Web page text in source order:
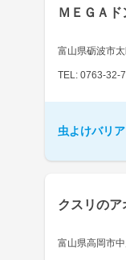
ＭＥＧＡ
富山県砺波市
TEL: 0763-32-
虫よけバリ
クスリのア
富山県高岡市